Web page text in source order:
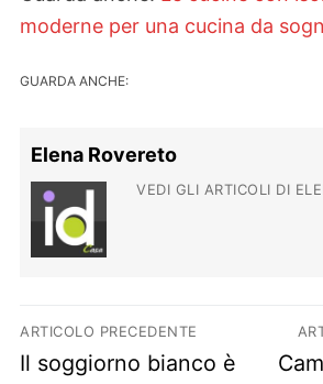
moderne per una cucina da
GUARDA ANCHE:
Elena Rovereto
VEDI GLI ARTICOLI DI
Navigazione
ARTICOLO PRECEDENTE
Previous post:
Il soggiorno bianco è